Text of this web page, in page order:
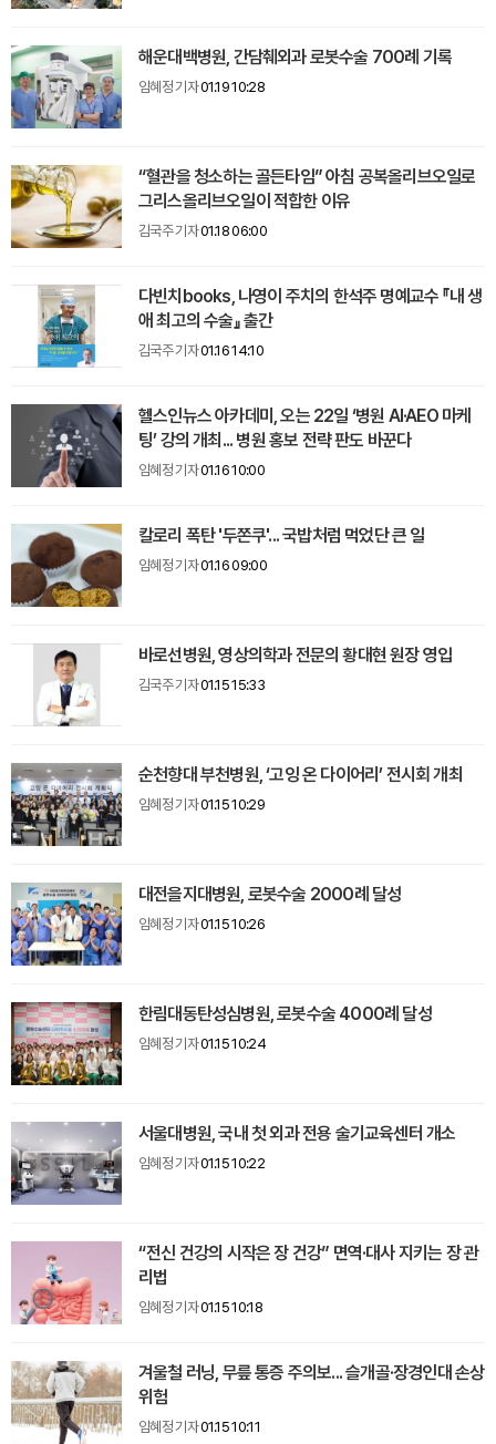
해운대백병원, 간담췌외과 로봇수술 700례 기록
임혜정 기자01.19 10:28
“혈관을 청소하는 골든타임” 아침 공복올리브오일로
그리스올리브오일이 적합한 이유
김국주 기자01.18 06:00
다빈치books, 나영이 주치의 한석주 명예교수 『내 생
애 최고의 수술』 출간
김국주 기자01.16 14:10
헬스인뉴스 아카데미, 오는 22일 ‘병원 AI·AEO 마케
팅’ 강의 개최... 병원 홍보 전략 판도 바꾼다
임혜정 기자01.16 10:00
칼로리 폭탄 '두쫀쿠'... 국밥처럼 먹었단 큰 일
임혜정 기자01.16 09:00
바로선병원, 영상의학과 전문의 황대현 원장 영입
김국주 기자01.15 15:33
순천향대 부천병원, ‘고잉 온 다이어리’ 전시회 개최
임혜정 기자01.15 10:29
대전을지대병원, 로봇수술 2000례 달성
임혜정 기자01.15 10:26
한림대동탄성심병원, 로봇수술 4000례 달성
임혜정 기자01.15 10:24
서울대병원, 국내 첫 외과 전용 술기교육센터 개소
임혜정 기자01.15 10:22
“전신 건강의 시작은 장 건강” 면역·대사 지키는 장 관
리법
임혜정 기자01.15 10:18
겨울철 러닝, 무릎 통증 주의보... 슬개골·장경인대 손상
위험
임혜정 기자01.15 10:11